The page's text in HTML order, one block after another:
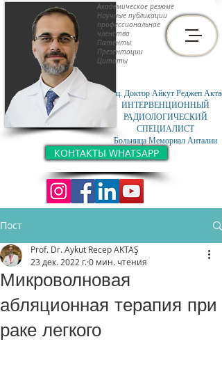
Доц. Доктор Айкут Реджеп Актас
ИНТЕРВЕНЦИОННЫЙ
РАДИОЛОГИЧЕСКИЙ
СПЕЦИАЛИСТ
Больница Мемориал Анталии
КОНТАКТЫ WHATSAPP
Академическое резюме
Научные публикации
профессиональное
членство
Патенты
Презентации
Цитаты
Пост
Микроволновая
абляционная терапия при
раке легкого
Prof. Dr. Aykut Recep AKTAŞ
23 дек. 2022 г.0 мин. чтения